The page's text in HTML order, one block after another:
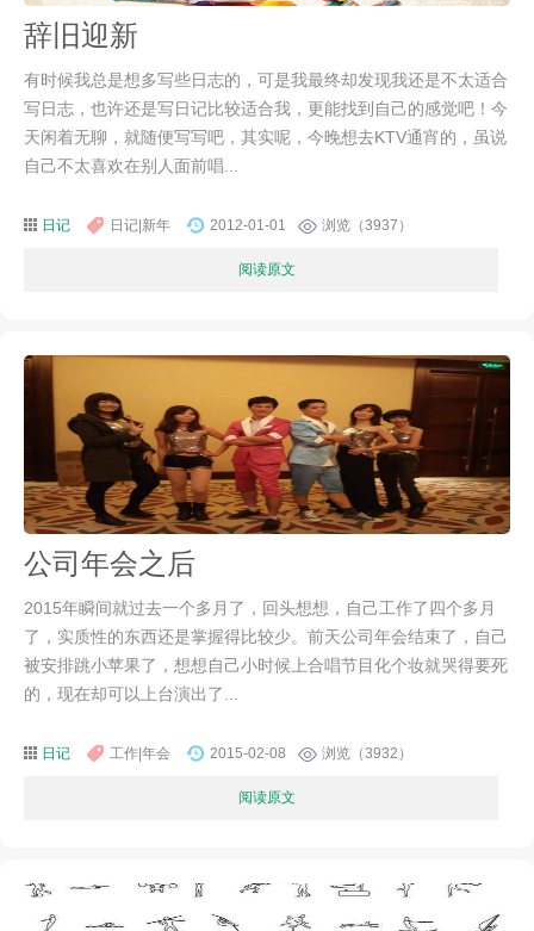
辞旧迎新
有时候我总是想多写些日志的，可是我最终却发现我还是不太适合
写日志，也许还是写日记比较适合我，更能找到自己的感觉吧！今
天闲着无聊，就随便写写吧，其实呢，今晚想去KTV通宵的，虽说
自己不太喜欢在别人面前唱...
日记 日记|新年 2012-01-01 浏览（3937）
阅读原文
公司年会之后
2015年瞬间就过去一个多月了，回头想想，自己工作了四个多月
了，实质性的东西还是掌握得比较少。前天公司年会结束了，自己
被安排跳小苹果了，想想自己小时候上合唱节目化个妆就哭得要死
的，现在却可以上台演出了...
日记 工作|年会 2015-02-08 浏览（3932）
阅读原文